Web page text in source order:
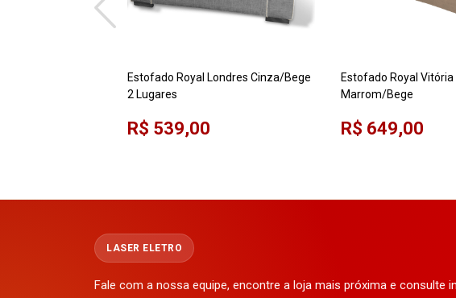
Estofado Royal Londres Cinza/Bege
2 Lugares
R$ 539,00
Estofado Royal Vitória
Marrom/Bege
R$ 649,00
LASER ELETRO
Fale com a nossa equipe, encontre a loja mais próxima e